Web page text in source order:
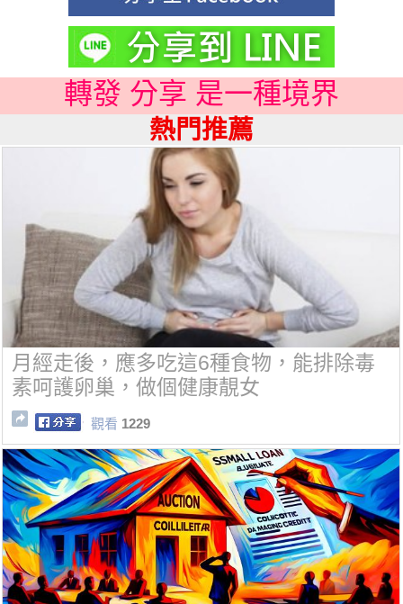
轉發 分享 是一種境界
熱門推薦
月經走後，應多吃這6種食物，能排除毒
素呵護卵巢，做個健康靚女
觀看 1229